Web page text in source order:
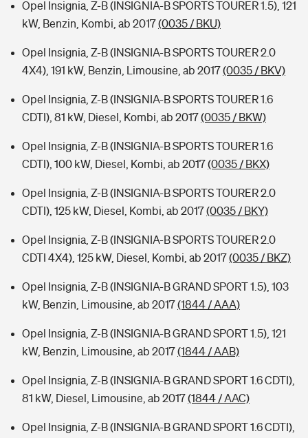
Opel Insignia, Z-B (INSIGNIA-B SPORTS TOURER 1.5), 121
kW, Benzin, Kombi, ab 2017(0035 / BKU)
Opel Insignia, Z-B (INSIGNIA-B SPORTS TOURER 2.0
4X4), 191 kW, Benzin, Limousine, ab 2017(0035 / BKV)
Opel Insignia, Z-B (INSIGNIA-B SPORTS TOURER 1.6
CDTI), 81 kW, Diesel, Kombi, ab 2017(0035 / BKW)
Opel Insignia, Z-B (INSIGNIA-B SPORTS TOURER 1.6
CDTI), 100 kW, Diesel, Kombi, ab 2017(0035 / BKX)
Opel Insignia, Z-B (INSIGNIA-B SPORTS TOURER 2.0
CDTI), 125 kW, Diesel, Kombi, ab 2017(0035 / BKY)
Opel Insignia, Z-B (INSIGNIA-B SPORTS TOURER 2.0
CDTI 4X4), 125 kW, Diesel, Kombi, ab 2017(0035 / BKZ)
Opel Insignia, Z-B (INSIGNIA-B GRAND SPORT 1.5), 103
kW, Benzin, Limousine, ab 2017(1844 / AAA)
Opel Insignia, Z-B (INSIGNIA-B GRAND SPORT 1.5), 121
kW, Benzin, Limousine, ab 2017(1844 / AAB)
Opel Insignia, Z-B (INSIGNIA-B GRAND SPORT 1.6 CDTI),
81 kW, Diesel, Limousine, ab 2017(1844 / AAC)
Opel Insignia, Z-B (INSIGNIA-B GRAND SPORT 1.6 CDTI),